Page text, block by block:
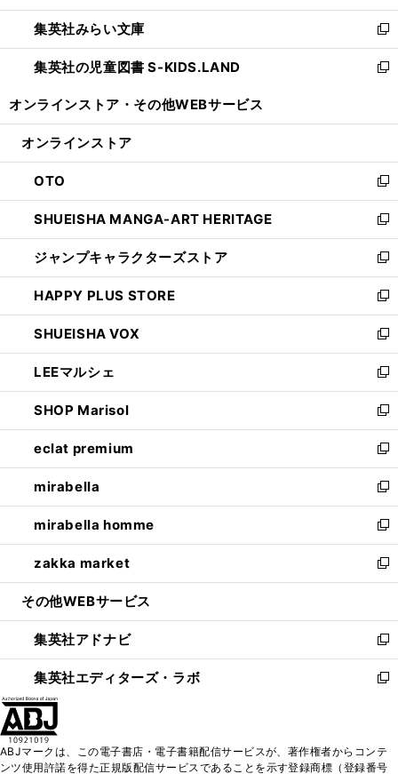
開
く
ウ
で
開
く
ン
ド
ウ
で
ウ
ィ
ン
ド
開
集英社みらい文庫
新
し
い
ン
ウ
で
開
く
集英社の児童図書 S-KIDS.LAND
新
ウ
ン
ド
ウ
で
開
く
オンラインストア・ その他WEBサービス
オンラインストア
OTO
新
し
い
ウ
ィ
ン
ド
ウ
で
開
く
SHUEISHA MANGA-ART HERITAGE
新
し
い
ウ
ィ
ン
ド
ウ
で
開
く
ジャンプキャラクターズストア
新
し
い
ウ
ィ
ン
ド
ウ
で
開
く
HAPPY PLUS STORE
新
し
い
ウ
ィ
ン
ド
ウ
で
開
く
SHUEISHA VOX
新
し
い
ウ
ィ
ン
ド
ウ
で
開
く
LEEマルシェ
新
し
い
ウ
ィ
ン
ド
ウ
で
開
く
SHOP Marisol
新
し
い
ウ
ィ
ン
ド
ウ
で
開
eclat premium
新
し
い
ウ
ィ
ン
ド
ウ
開
く
mirabella
新
し
い
ウ
ィ
ン
ウ
で
開
く
mirabella homme
新
し
い
ウ
ン
ド
ウ
で
zakka market
新
し
ウ
ィ
ン
ド
く
その他WEBサービス
集英社アドナビ
新
し
い
ド
集英社エディターズ・ラボ
新
ィ
ABJマークは、この電子書店・電子書籍配信サービスが、著作権者からコンテ
ンツ使用許諾を得た正規版配信サービスであることを示す登録商標（登録番号